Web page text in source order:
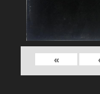
›
»